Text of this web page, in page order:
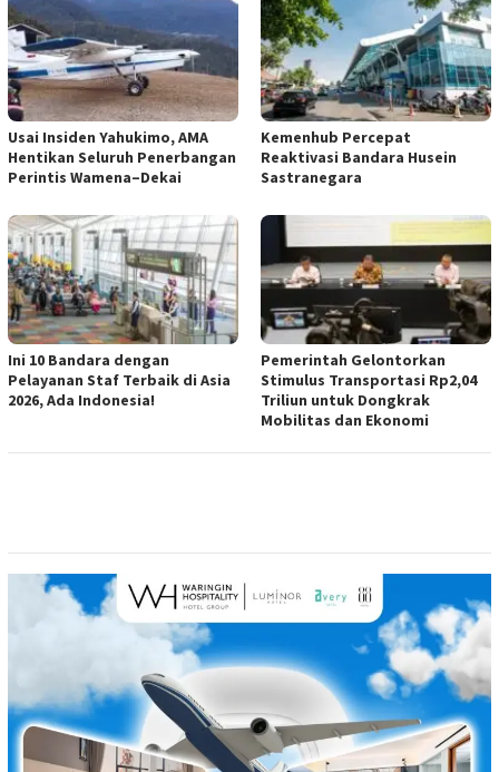
Usai Insiden Yahukimo, AMA
Hentikan Seluruh Penerbangan
Perintis Wamena–Dekai
Kemenhub Percepat
Reaktivasi Bandara Husein
Sastranegara
Ini 10 Bandara dengan
Pelayanan Staf Terbaik di Asia
2026, Ada Indonesia!
Pemerintah Gelontorkan
Stimulus Transportasi Rp2,04
Triliun untuk Dongkrak
Mobilitas dan Ekonomi